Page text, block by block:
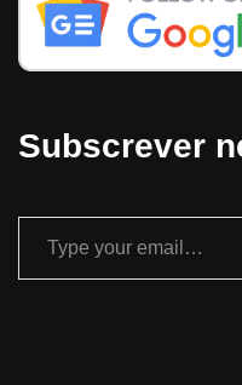
Subscrever